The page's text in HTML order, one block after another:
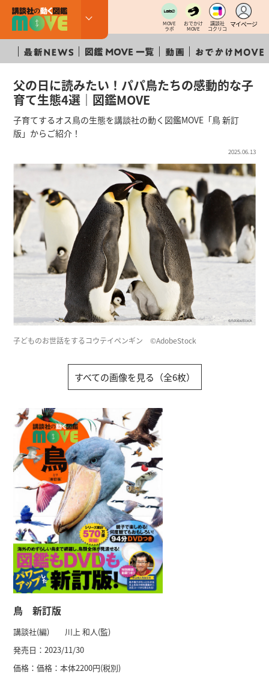
MOVE
ラボ
おでかけ
MOVE
講談社
コクリコ
マイページ
父の日に読みたい！パパ鳥たちの感動的な子
育て生態4選｜図鑑MOVE
子育てするオス鳥の生態を講談社の動く図鑑MOVE「鳥 新訂
版」からご紹介！
2025.06.13
子どものお世話をするコウテイペンギン ©︎AdobeStock
すべての画像を見る（全6枚）
鳥 新訂版
講談社(編) 川上 和人(監)
発売日：2023/11/30
価格：価格：本体2200円(税別)